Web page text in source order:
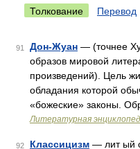
Толкование Перевод
91 Дон-Жуан — (точнее
образов мировой
произведений). Цель
обладания которой
«божеские» законы.
Литературная
92 Классицизм — лит ый